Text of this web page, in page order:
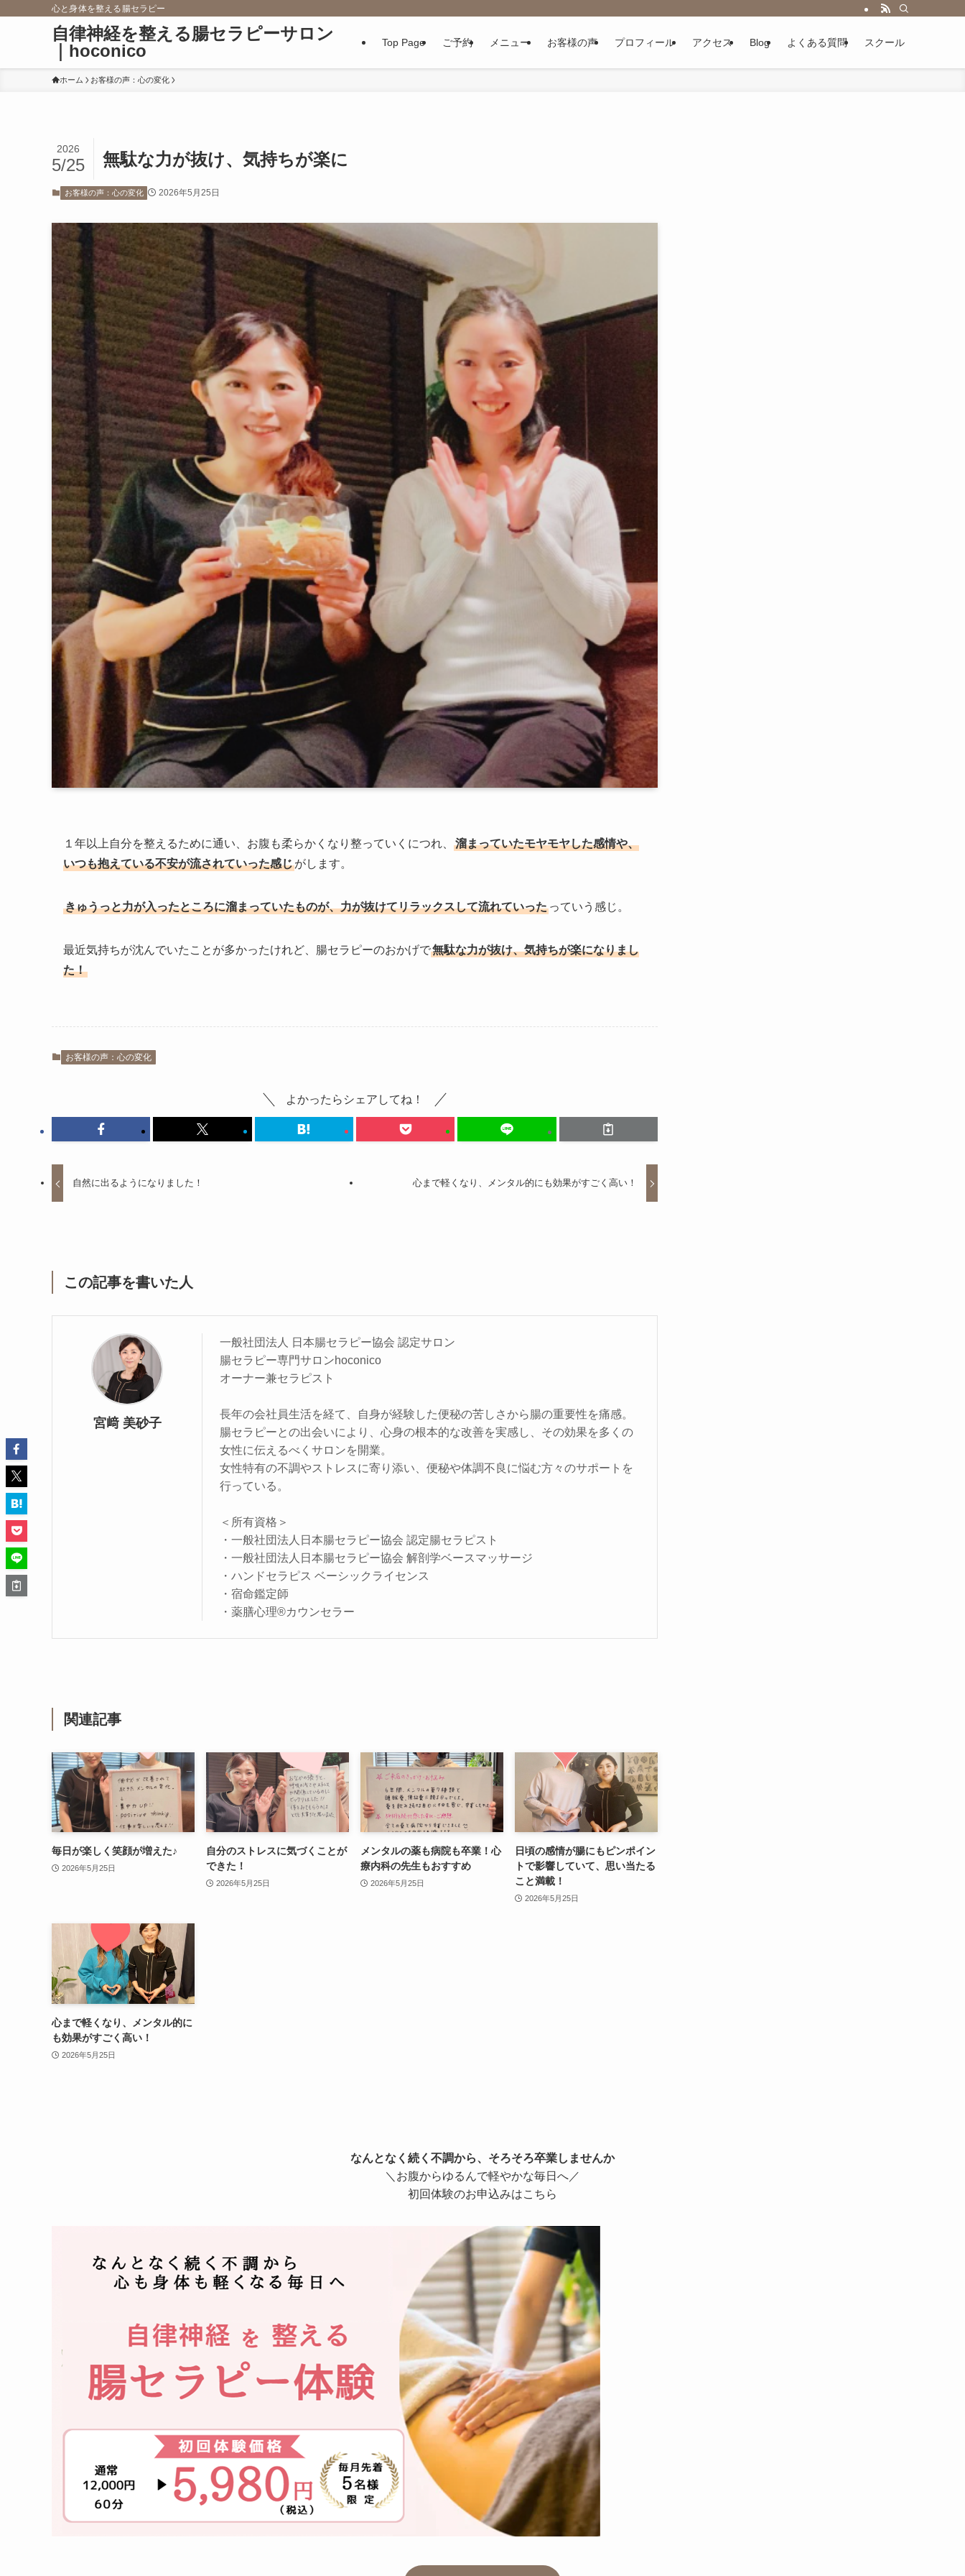
心と身体を整える腸セラピー
自律神経を整える腸セラピーサロン
｜hoconico
Top Page ご予約 メニュー お客様の声 プロフィール アクセス Blog よくある質問 スクール
ホーム お客様の声：心の変化
無駄な力が抜け、気持ちが楽に
2026
5/25
お客様の声：心の変化 2026年5月25日
１年以上自分を整えるために通い、お腹も柔らかくなり整っていくにつれ、
溜まっていたモヤモヤした感情や、
いつも抱えている不安が流されていった感じがします。
きゅうっと力が入ったところに溜まっていたものが、力が抜けてリラックスして流れていった っていう感じ。
最近気持ちが沈んでいたことが多かったけれど、腸セラピーのおかげで無駄な力が抜け、気持ちが楽になりまし
た！
お客様の声：心の変化
よかったらシェアしてね！
自然に出るようになりました！ 心まで軽くなり、メンタル的にも効果がすごく高い！
この記事を書いた人
宮﨑 美砂子
一般社団法人 日本腸セラピー協会 認定サロン
腸セラピー専門サロンhoconico
オーナー兼セラピスト
長年の会社員生活を経て、自身が経験した便秘の苦しさから腸の重要性を痛感。​
腸セラピーとの出会いにより、心身の根本的な改善を実感し、その効果を多くの
女性に伝えるべくサロンを開業。​
女性特有の不調やストレスに寄り添い、便秘や体調不良に悩む方々のサポートを
行っている。
＜所有資格＞
・一般社団法人日本腸セラピー協会 認定腸セラピスト
・一般社団法人日本腸セラピー協会 解剖学ベースマッサージ
・ハンドセラピス ベーシックライセンス
・宿命鑑定師
・薬膳心理®カウンセラー
関連記事
毎日が楽しく笑顔が増えた♪
2026年5月25日
自分のストレスに気づくことが
できた！
2026年5月25日
メンタルの薬も病院も卒業！心
療内科の先生もおすすめ
2026年5月25日
日頃の感情が腸にもピンポイン
トで影響していて、思い当たる
こと満載！
2026年5月25日
心まで軽くなり、メンタル的に
も効果がすごく高い！
2026年5月25日
なんとなく続く不調から、そろそろ卒業しませんか
＼お腹からゆるんで軽やかな毎日へ／
初回体験のお申込みはこちら